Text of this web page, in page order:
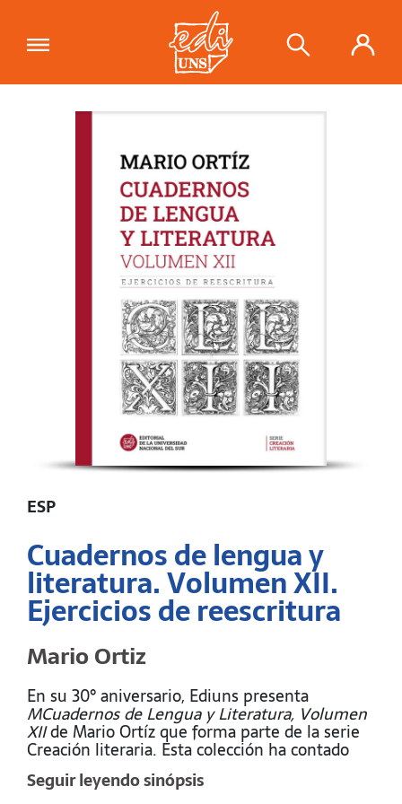
"Cuadernos de lengua y literatura.
reescritura"se ha añadido a tu
ESP
Cuadernos de lengua y
literatura. Volumen XII.
Ejercicios de reescritura
Mario Ortiz
En su 30° aniversario, Ediuns presenta
MCuadernos de Lengua y Literatura, Volumen
XIIde Mario Ortíz que forma parte de la serie
Creación literaria. Esta colección ha contado
con el apoyo del Rectorado de la Universidad
Nacional del Sur.
Seguir leyendo sinópsis